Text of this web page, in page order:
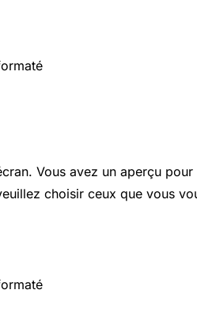
Vous avez un aperçu pour
choisir ceux que vous